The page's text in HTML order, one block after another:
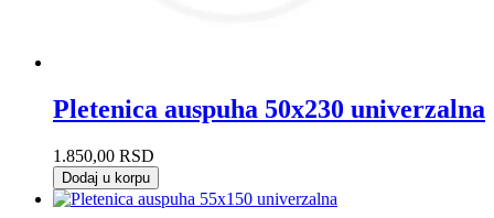
Pletenica auspuha 50x230 univerzalna
1.850,00 RSD
Dodaj u korpu